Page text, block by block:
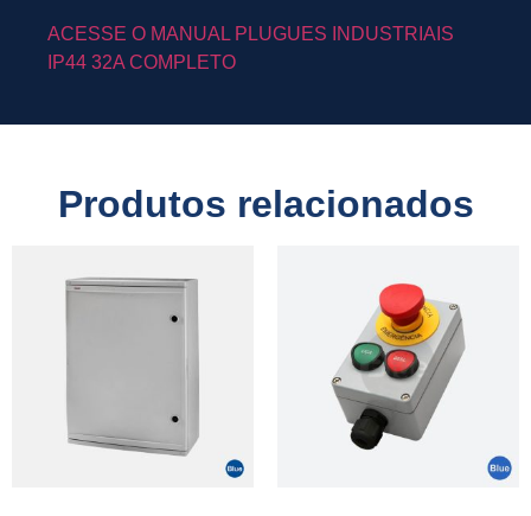
ACESSE O MANUAL PLUGUES INDUSTRIAIS
IP44 32A COMPLETO
Produtos relacionados